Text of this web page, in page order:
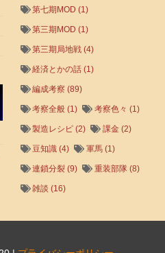
第七期MOD (1)
第三期MOD (1)
第三期局地戦 (4)
経済とかの話 (1)
編成考察 (89)
考察全般 (1) 考察色々 (1)
製造レシピ (2) 課金(2)
豆知識 (4) 軍馬(1)
連鎖分裂 (9) 重装部隊(8)
雑談 (16)